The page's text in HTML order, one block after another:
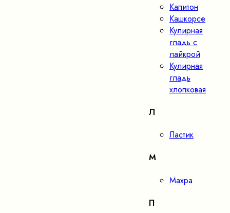
Капитон
Кашкорсе
Кулирная
гладь с
лайкрой
Кулирная
гладь
хлопковая
Л
Ластик
М
Махра
П